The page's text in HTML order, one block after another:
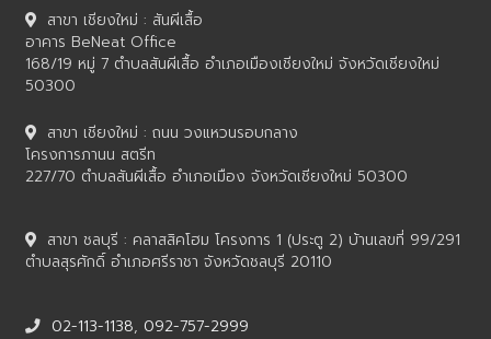
สาขา เชียงใหม่ : สันผีเสื้อ
อาคาร BeNeat Office
168/19 หมู่ 7 ตำบลสันผีเสื้อ อำเภอเมืองเชียงใหม่ จังหวัดเชียงใหม่
50300
สาขา เชียงใหม่ : ถนน วงแหวนรอบกลาง
โครงการภานน สตรีท
227/70 ตำบลสันผีเสื้อ อำเภอเมือง จังหวัดเชียงใหม่ 50300
สาขา ชลบุรี : คลาสสิคโฮม โครงการ 1 (ประตู 2) บ้านเลขที่ 99/291
ตำบลสุรศักดิ์ อำเภอศรีราชา จังหวัดชลบุรี 20110
02-113-1138, 092-757-2999